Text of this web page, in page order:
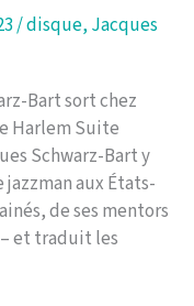
/disque, Jacques
Bart sort chez
Harlem Suite
Schwarz-Bart y
aux États-
de ses mentors
et traduit les